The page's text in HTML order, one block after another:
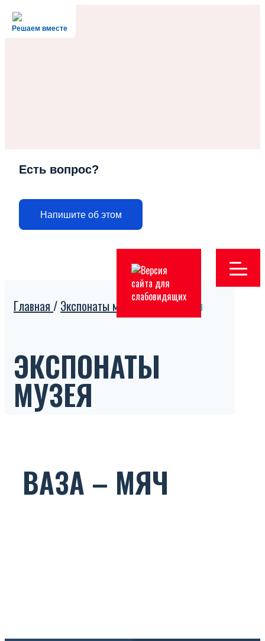
Решаем вместе
Есть вопрос?
Напишите об этом
Главная / Экспонаты музея/Ваза – мяч
ЭКСПОНАТЫ
МУЗЕЯ
ВАЗА – МЯЧ